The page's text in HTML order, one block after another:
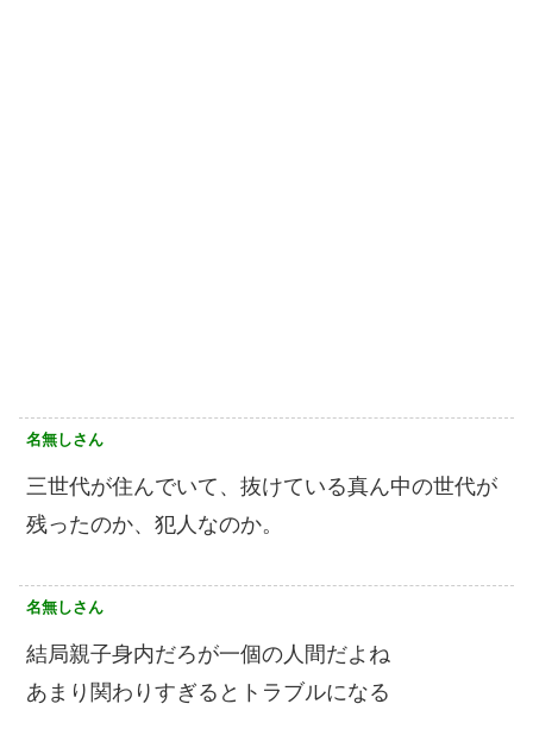
名無しさん
三世代が住んでいて、抜けている真ん中の世代が
残ったのか、犯人なのか。
名無しさん
結局親子身内だろが一個の人間だよね
あまり関わりすぎるとトラブルになる